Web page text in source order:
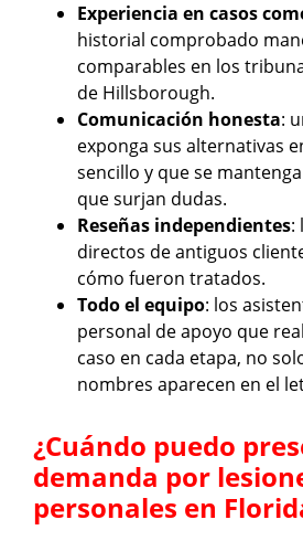
Experiencia en casos
historial comprobado
comparables en los
de Hillsborough.
Comunicación honesta:
exponga sus alternativas
sencillo y que se
que surjan dudas.
Reseñas independientes:
directos de antiguos
cómo fueron tratados.
Todo el equipo: los
personal de apoyo que
caso en cada etapa, no
nombres aparecen en el
¿Cuándo puedo
demanda por
personales en